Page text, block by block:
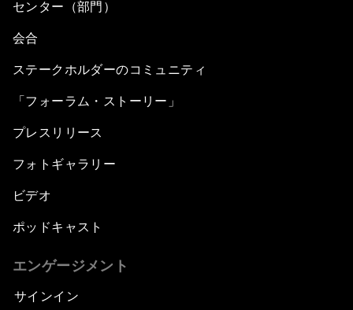
センター（部門）
会合
ステークホルダーのコミュニティ
「フォーラム・ストーリー」
プレスリリース
フォトギャラリー
ビデオ
ポッドキャスト
エンゲージメント
サインイン